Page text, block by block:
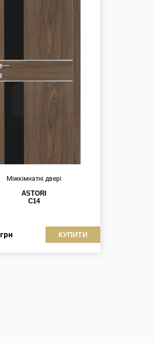
Міжкімнатні двері
ASTORI
C14
грн КУПИТИ